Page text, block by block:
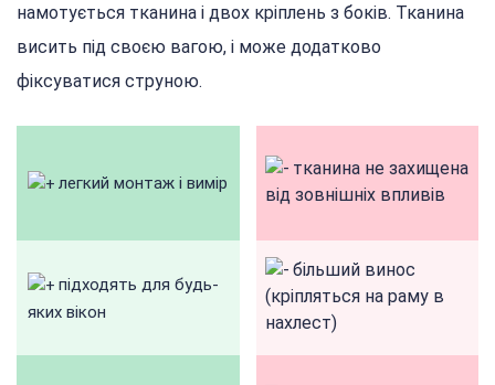
намотується тканина і двох кріплень з боків. Тканина
висить під своєю вагою, і може додатково
фіксуватися струною.
легкий монтаж і вимір
тканина не захищена
від зовнішніх впливів
підходять для будь-
яких вікон
більший винос
(кріпляться на раму в
нахлест)